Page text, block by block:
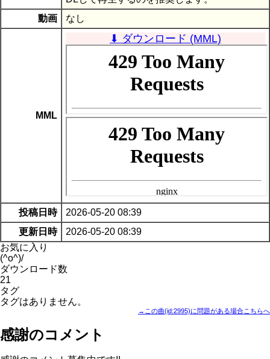
動画
なし
MML
⬇ ダウンロード (MML)
投稿日時
2026-05-20 08:39
更新日時
2026-05-20 08:39
お気に入り
(^o^)/
ダウンロード数
21
タグ
タグはありません。
→この曲(id:2995)に問題がある場合こちらへ
感謝のコメント